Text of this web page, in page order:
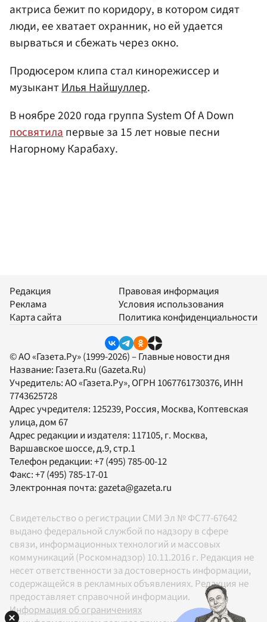
актриса бежит по коридору, в котором сидят
люди, ее хватает охранник, но ей удается
вырваться и сбежать через окно.
Продюсером клипа стал кинорежиссер и
музыкантИлья Найшуллер.
В ноябре 2020 года группа System Of A Down
посвятилапервые за 15 лет новые песни
Нагорному Карабаху.
Редакция
Реклама
Карта сайта
Правовая информация
Условия использования
Политика конфиденциальности
© АО «Газета.Ру» (1999-2026) – Главные новости дня
Название: Газета.Ru (Gazeta.Ru)
Учредитель:АО «Газета.Ру», ОГРН 1067761730376, ИНН
7743625728
Адрес учредителя: 125239, Россия, Москва, Коптевская
улица, дом 67
Адрес редакции и издателя: 117105, г. Москва,
Варшавское шоссе, д.9, стр.1
Телефон редакции:+7 (495) 785-00-12
Факс:+7 (495) 785-17-01
Электронная почта:gazeta@gazeta.ru
Свидетельство о регистрации СМИ Эл № ФС77-67642
выдано федеральной службой по надзору в сфере
связи, информационных технологий и массовых
коммуникаций (Роскомнадзор) 10.11.2016 г. Редакция не
несет ответственности за достоверность информации,
содержащейся в рекламных объявлениях. Редакция не
предоставляет справочной информации.
Информация об ограничениях